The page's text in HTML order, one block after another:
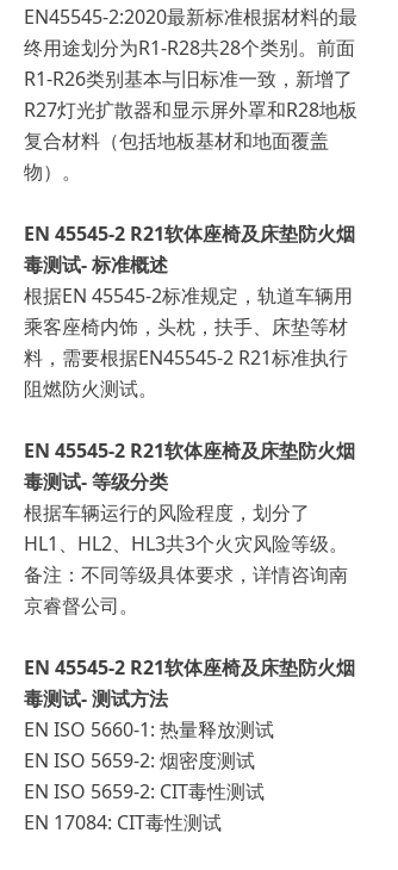
EN45545-2:2020最新标准根据材料的最
终用途划分为R1-R28共28个类别。前面
R1-R26类别基本与旧标准一致，新增了
R27灯光扩散器和显示屏外罩和R28地板
复合材料（包括地板基材和地面覆盖
物）。
EN 45545-2 R21软体座椅及床垫防火烟
毒测试- 标准概述
根据EN 45545-2标准规定，轨道车辆用
乘客座椅内饰，头枕，扶手、床垫等材
料，需要根据EN45545-2 R21标准执行
阻燃防火测试。
EN 45545-2 R21软体座椅及床垫防火烟
毒测试- 等级分类
根据车辆运行的风险程度，划分了
HL1、HL2、HL3共3个火灾风险等级。
备注：不同等级具体要求，详情咨询南
京睿督公司。
EN 45545-2 R21软体座椅及床垫防火烟
毒测试- 测试方法
EN ISO 5660-1: 热量释放测试
EN ISO 5659-2: 烟密度测试
EN ISO 5659-2: CIT毒性测试
EN 17084: CIT毒性测试